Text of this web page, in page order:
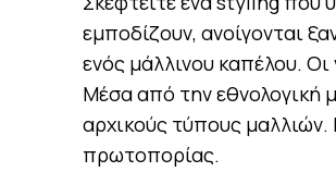
εμποδίζουν, ανοίγονται
ενός μάλλινου καπέλου.
Μέσα από την εθνολογική
αρχικούς τύπους μαλλιών.
πρωτοπορίας.